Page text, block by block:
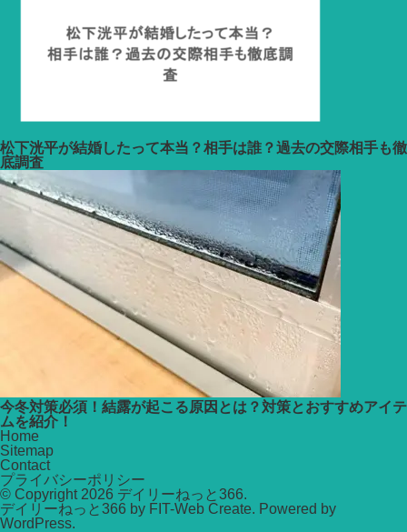
松下洸平が結婚したって本当？相手は誰？過去の交際相手も徹
底調査
今冬対策必須！結露が起こる原因とは？対策とおすすめアイテ
ムを紹介！
Home
Sitemap
Contact
プライバシーポリシー
© Copyright 2026 デイリーねっと366.
デイリーねっと366 by FIT-Web Create. Powered by
WordPress.